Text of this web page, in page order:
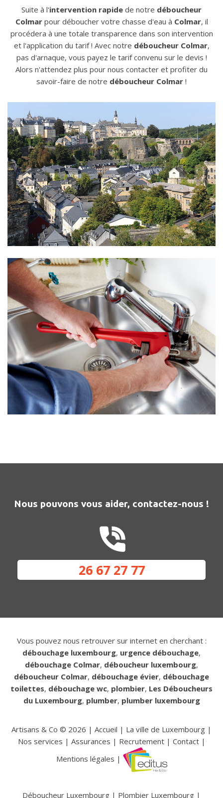
Suite à l'intervention rapide de notre déboucheur
Colmarpour déboucher votre chasse d'eau à Colmar, il
procédera à une totale transparence dans son intervention
et l'application du tarif ! Avec notre déboucheur Colmar,
pas d'arnaque, vous payez le tarif convenu sur le devis !
Alors n'attendez plus pour nous contacter et profiter du
savoir-faire de notre déboucheur Colmar !
Nous pouvons vous aider, contactez-nous !
26 67 27 77
Vous pouvez nous retrouver sur internet en cherchant :
débouchage luxembourg, urgence débouchage,
débouchage Colmar, déboucheur luxembourg,
déboucheur Colmar, débouchage évier, débouchage
toilettes, débouchage wc, plombier, Les Déboucheurs
du Luxembourg, plumber, plumber luxembourg
Artisans & Co © 2026 | Accueil | La ville de Luxembourg |
Nos services | Assurances | Recrutement| Contact|
Mentions légales |
Déboucheur Luxembourg | Plombier Luxembourg |